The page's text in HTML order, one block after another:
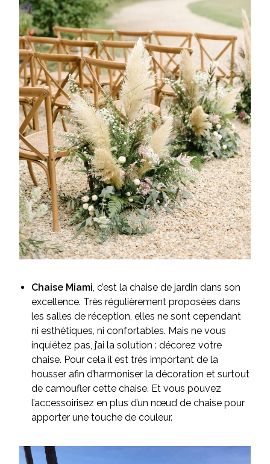
Chaise Miami , c’est la chaise de jardin dans son
excellence. Très régulièrement proposées dans
les salles de réception, elles ne sont cependant
ni esthétiques, ni confortables. Mais ne vous
inquiétez pas, j’ai la solution : décorez votre
chaise. Pour cela il est très important de la
housser afin d’harmoniser la décoration et surtout
de camoufler cette chaise. Et vous pouvez
l’accessoirisez en plus d’un nœud de chaise pour
apporter une touche de couleur.